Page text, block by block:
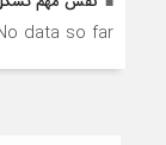
data so far.